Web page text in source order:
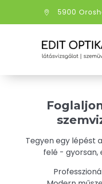
5900
Tegyen egy lépést
felé - gyorsan,